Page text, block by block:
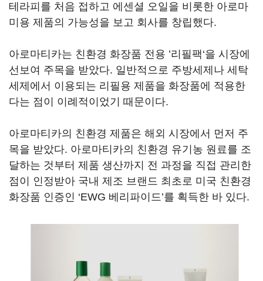
테라피를 처음 접하고 에센셜 오일을 비롯한 아로마
미용 제품의 가능성을 보고 회사를 창립했다.
아로마티카는 친환경 화장품 전용 ’리필팩‘을 시장에
선보여 주목을 받았다. 일반적으로 주방세제나 세탁
세제에서 이용되는 리필용 제품을 화장품에 적용한
다는 점이 이례적이었기 때문이다.
아로마티카의 친환경 제품은 해외 시장에서 먼저 주
목을 받았다. 아로마티카의 친환경 유기농 원료를 조
달하는 것부터 제품 생산까지 전 과정을 직접 관리한
점이 인정받아 국내 제조 브랜드 최초로 미국 친환경
화장품 인증인 ‘EWG 베리파이드’를 획득한 바 있다.